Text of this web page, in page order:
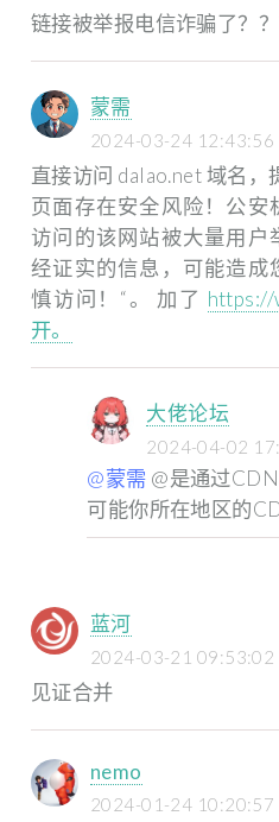
链接被举报电信诈骗了？？
蒙需
2024-03-24 12:43:56
直接访问 dalao.net 域名，
页面存在安全风险！公安
访问的该网站被大量用户
经证实的信息，可能造成
慎访问！“。 加了
开。
大佬论坛
2024-04-02
@蒙需 @是通过
可能你所在地区的
蓝河
2024-03-21 09:53:02
见证合并
nemo
2024-01-24 10:20:57